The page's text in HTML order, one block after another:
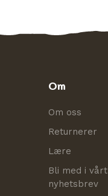
Om
Om oss
Returnerer
Lære
Bli med i vårt
nyhetsbrev